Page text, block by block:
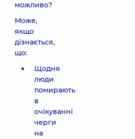
можливо?
Може,
якщо
дізнається,
що:
Щодня
люди
помирають
в
очікуванні
черги
на